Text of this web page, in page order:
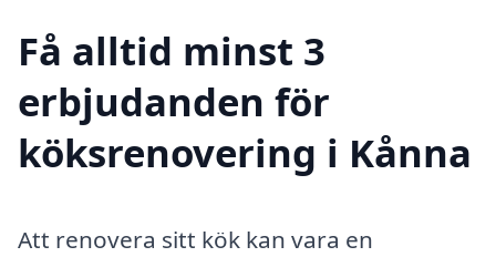
Få alltid minst 3
erbjudanden för
köksrenovering i Kånna
Att renovera sitt kök kan vara en